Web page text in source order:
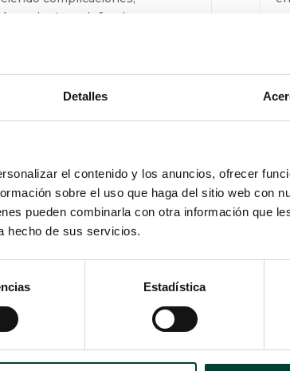
Detalles
el contenido y los anuncios, ofrecer
sobre el uso que haga del sitio web con
pueden combinarla con otra información que
hecho de sus servicios.
Estadística
e infecciones y